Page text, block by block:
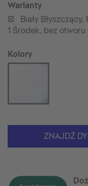
Warianty
•
Biały
1 Środek, bez
Kolory
ZNAJDŹ